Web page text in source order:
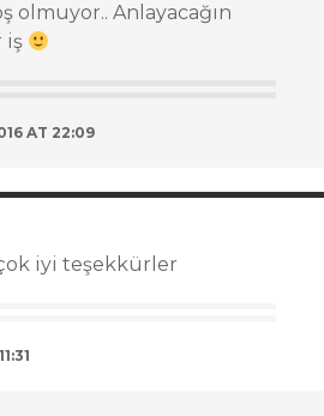
olmuyor.. Anlayacağın
iş
AT 22:09
iyi teşekkürler